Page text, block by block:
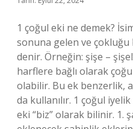
1 çoğul eki ne demek?
sonuna gelen ve
denir. Örneğin: şişe –
harflere bağlı olarak
olabilir. Bu ek benzerlik,
da kullanılır. 1 çoğul
eki “biz” olarak bilinir. 1.